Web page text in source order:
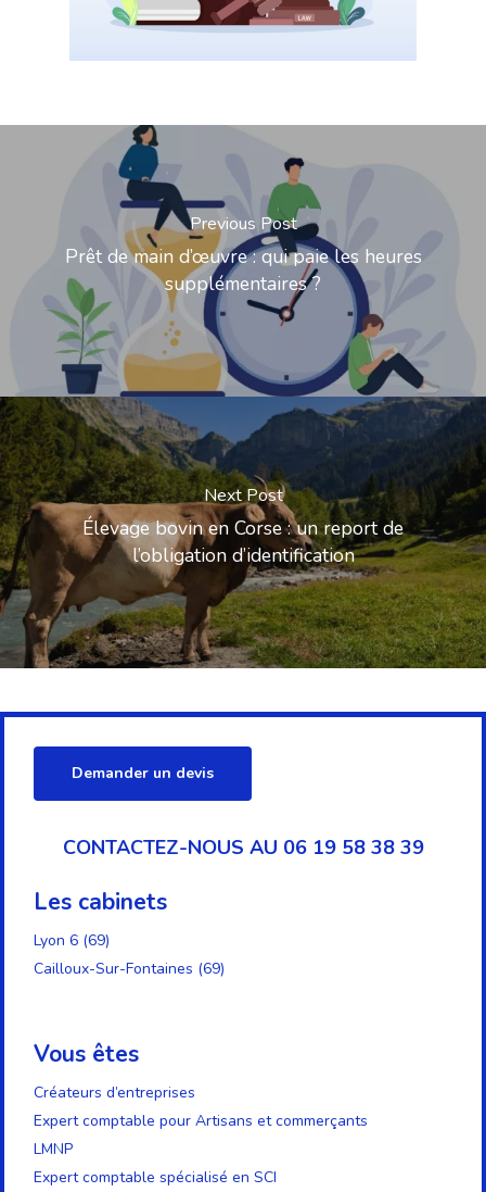
Previous Post
Prêt de main d’œuvre : qui paie les heures
supplémentaires ?
Next Post
Élevage bovin en Corse : un report de
l’obligation d’identification
Demander un devis
CONTACTEZ-NOUS AU 06 19 58 38 39
Les cabinets
Lyon 6 (69)
Cailloux-Sur-Fontaines (69)
Vous êtes
Créateurs d’entreprises
Expert comptable pour Artisans et commerçants
LMNP
Expert comptable spécialisé en SCI